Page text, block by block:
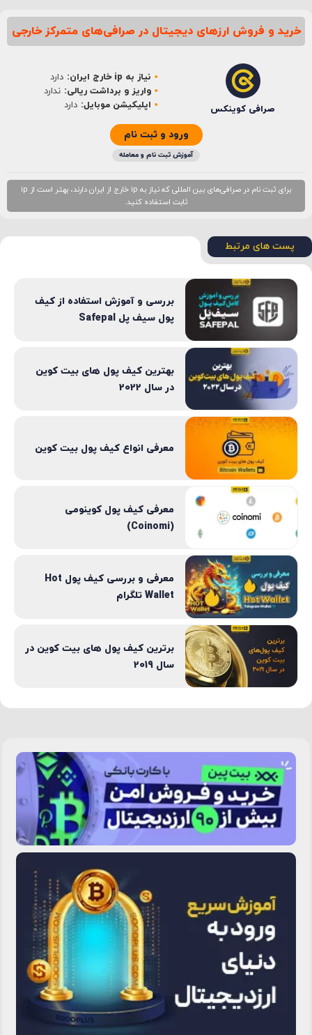
نام*
خرید و فروش ارزهای دیجیتال در صرافی‌های متمرکز خارجی
صرافی کوینکس
نیاز به ip خارج ایران:
دارد
واریز و برداشت ریالی: ندارد
اپلیکیشن موبایل: دارد
ورود و ثبت نام
آموزش ثبت نام و معامله
برای ثبت نام در صرافی‌های بین المللی که نیاز به ip خارج از ایران دارند، بهتر است از ip
ثابت استفاده کنید.
پست های مرتبط
بررسی و آموزش استفاده از کیف
پول سیف پل Safepal
بهترین کیف پول های بیت کوین
در سال 2022
معرفی انواع کیف پول بیت کوین
معرفی کیف پول کوینومی
(Coinomi)
معرفی و بررسی کیف پول Hot
Wallet تلگرام
برترین کیف پول های بیت کوین در
سال 2019